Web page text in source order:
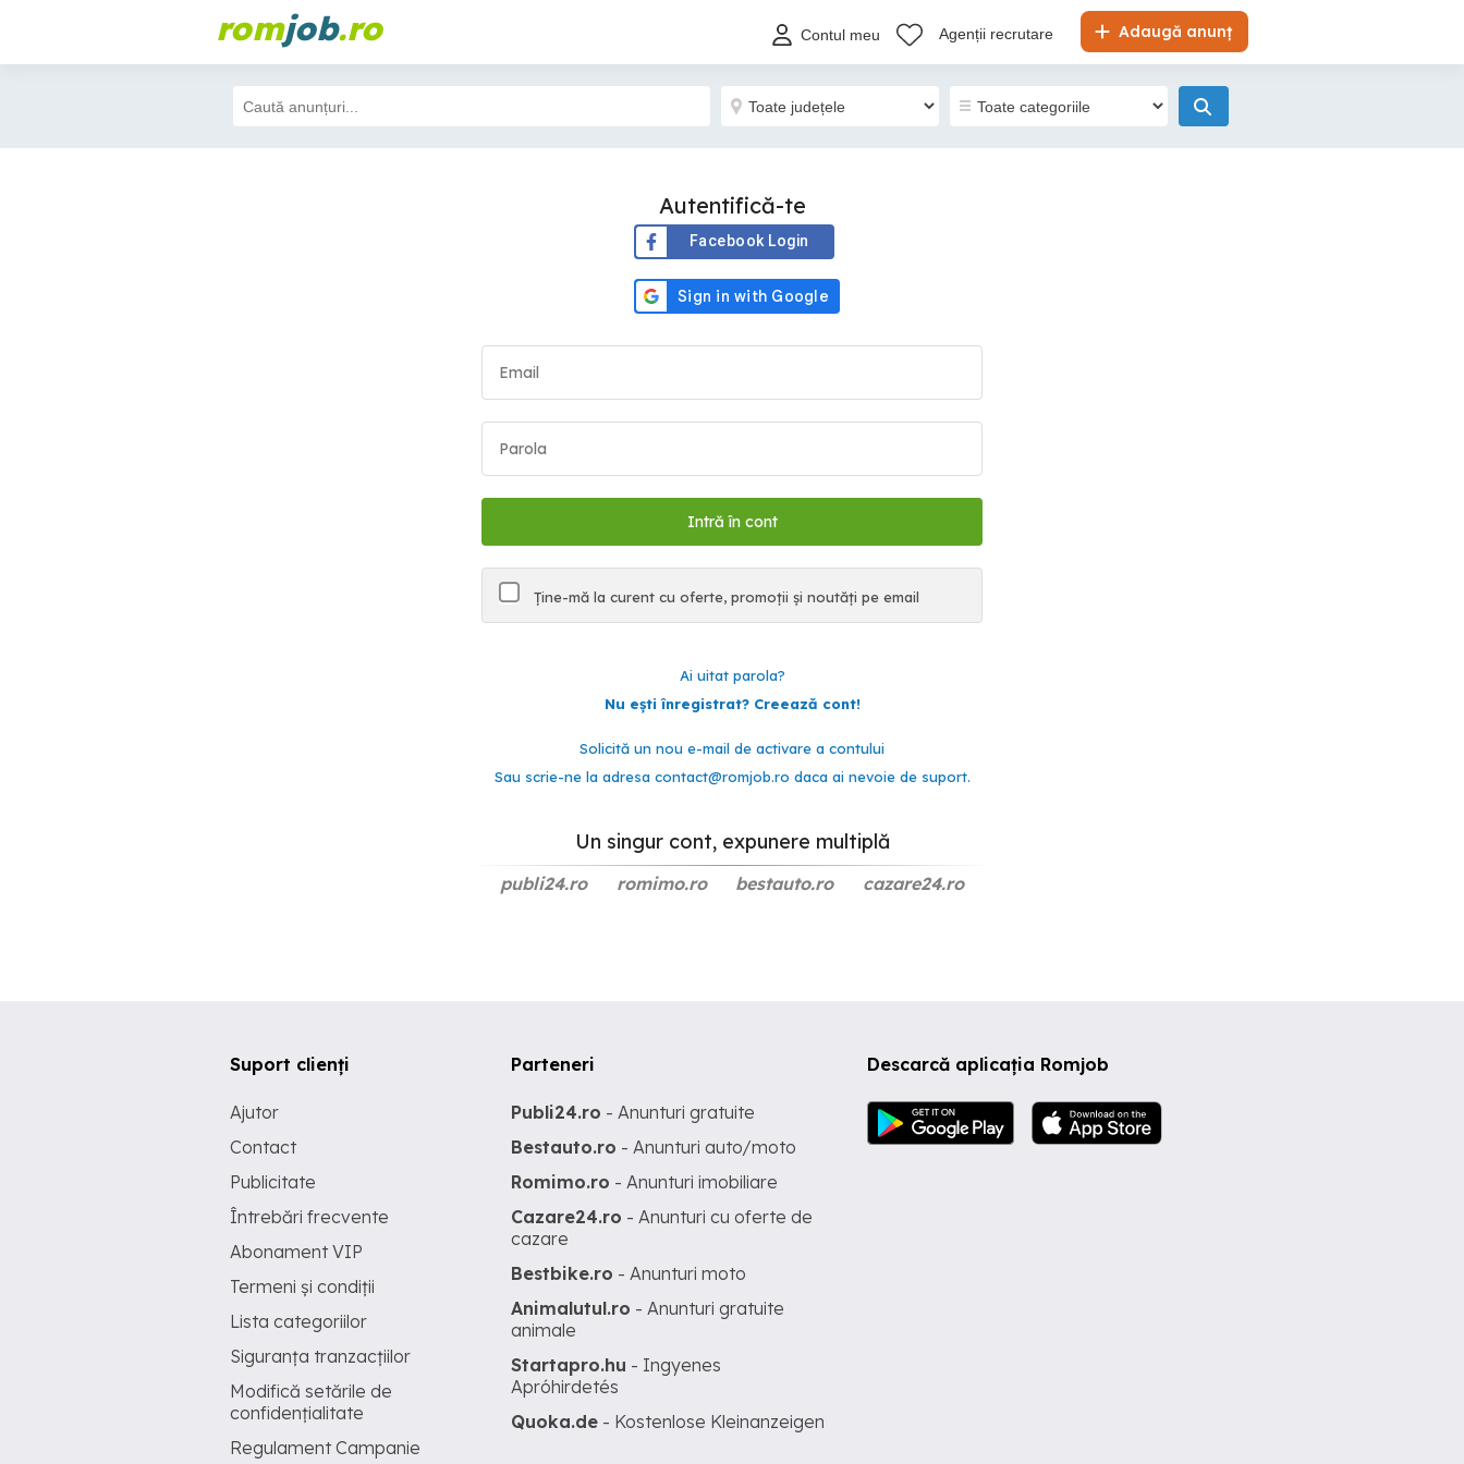
romjob.ro Adaugă anunț
Contul meu Agenții recrutare
Autentifică-te
Facebook Login
Ține-mă la curent cu oferte, promoții și noutăți pe email
Ai uitat parola?
Nu ești înregistrat? Creează cont!
Solicită un nou e-mail de activare a contului
Sau scrie-ne la adresa contact@romjob.ro daca ai nevoie de suport.
Un singur cont, expunere multiplă
publi24.ro romimo.ro bestauto.ro cazare24.ro
Descarcă aplicația Romjob
Suport clienți
Ajutor
Contact
Publicitate
Întrebări frecvente
Abonament VIP
Termeni și condiții
Lista categoriilor
Siguranța tranzacțiilor
Modifică setările de
confidențialitate
Regulament Campanie
Parteneri
Publi24.ro - Anunturi gratuite
Bestauto.ro - Anunturi auto/moto
Romimo.ro - Anunturi imobiliare
Cazare24.ro - Anunturi cu oferte de
cazare
Bestbike.ro - Anunturi moto
Animalutul.ro - Anunturi gratuite
animale
Startapro.hu - Ingyenes
Apróhirdetés
Quoka.de - Kostenlose Kleinanzeigen